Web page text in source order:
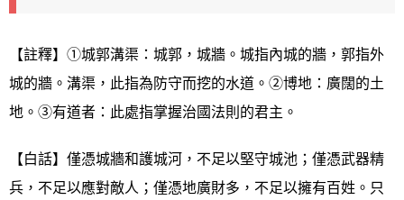
【註釋】①城郭溝渠：城郭，城牆。城指內城的牆，郭指外
城的牆。溝渠，此指為防守而挖的水道。②博地：廣闊的土
地。③有道者：此處指掌握治國法則的君主。
【白話】僅憑城牆和護城河，不足以堅守城池；僅憑武器精
兵，不足以應對敵人；僅憑地廣財多，不足以擁有百姓。只